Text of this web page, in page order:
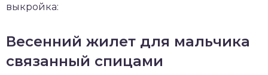
выкройка:
Весенний жилет для мальчика
связанный спицами